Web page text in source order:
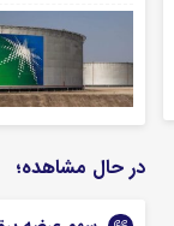
در حال مشاهده؛